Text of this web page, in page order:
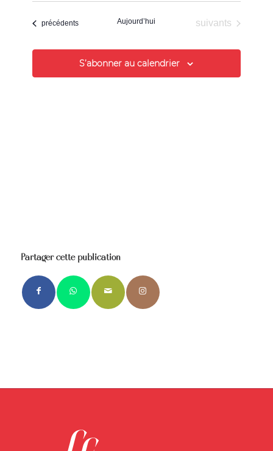
de
Évènements
dateÉvènements
précédents Aujourd’hui Évènements
suivants
S’abonner au calendrier
Partager cette publication